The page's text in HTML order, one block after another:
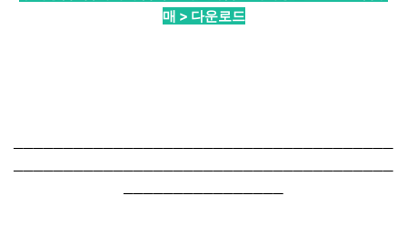
매 > 다운로드
──────────────────────────────────────
──────────────────────────────────────
────────────────